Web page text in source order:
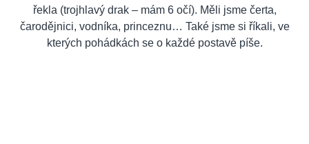
řekla (trojhlavý drak – mám 6 očí). Měli jsme čerta,
čarodějnici, vodníka, princeznu… Také jsme si říkali, ve
kterých pohádkách se o každé postavě píše.